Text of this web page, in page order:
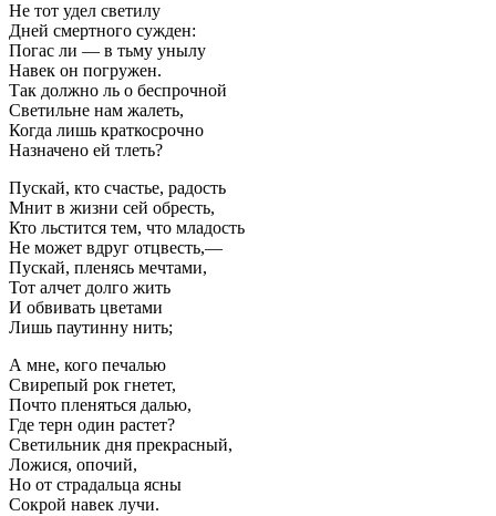
Не тот удел светилу
Дней смертного сужден:
Погас ли — в тьму унылу
Навек он погружен.
Так должно ль о беспрочной
Светильне нам жалеть,
Когда лишь краткосрочно
Назначено ей тлеть?
Пускай, кто счастье, радость
Мнит в жизни сей обресть,
Кто льстится тем, что младость
Не может вдруг отцвесть,—
Пускай, пленясь мечтами,
Тот алчет долго жить
И обвивать цветами
Лишь паутинну нить;
А мне, кого печалью
Свирепый рок гнетет,
Почто пленяться далью,
Где терн один растет?
Светильник дня прекрасный,
Ложися, опочий,
Но от страдальца ясны
Сокрой навек лучи.